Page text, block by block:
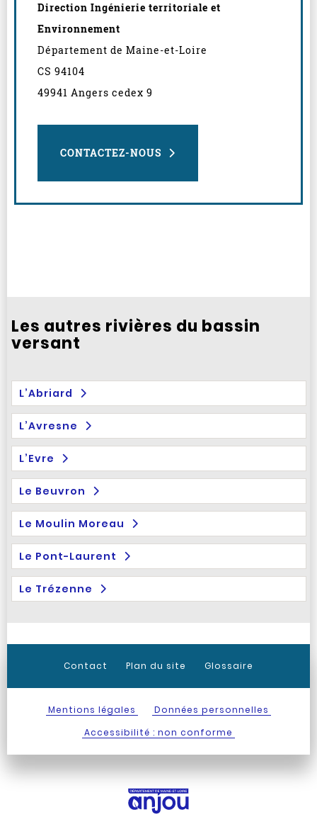
Direction Ingénierie territoriale et
Environnement
Département de Maine-et-Loire
CS 94104
49941 Angers cedex 9
CONTACTEZ-NOUS
Les autres rivières du bassin
versant
L’Abriard
L’Avresne
L’Evre
Le Beuvron
Le Moulin Moreau
Le Pont-Laurent
Le Trézenne
Contact Plan du site Glossaire
Mentions légales
Données personnelles
Accessibilité : non conforme